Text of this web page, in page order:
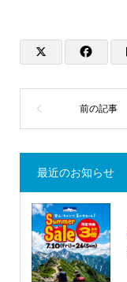
最近のお知らせ